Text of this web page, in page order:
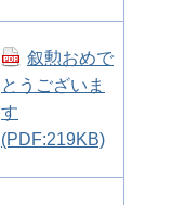
叙勲おめで
とうございま
す
(PDF:219KB)